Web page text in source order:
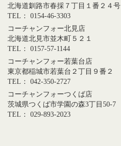
北海道釧路市春採７丁目１番２４号
TEL： 0154-46-3303
コーチャンフォー北見店
北海道北見市並木町５２１
TEL： 0157-57-1144
コーチャンフォー若葉台店
東京都稲城市若葉台２丁目９番２
TEL： 042-350-2727
コーチャンフォーつくば店
茨城県つくば市学園の森3丁目50-7
TEL： 029-893-2023